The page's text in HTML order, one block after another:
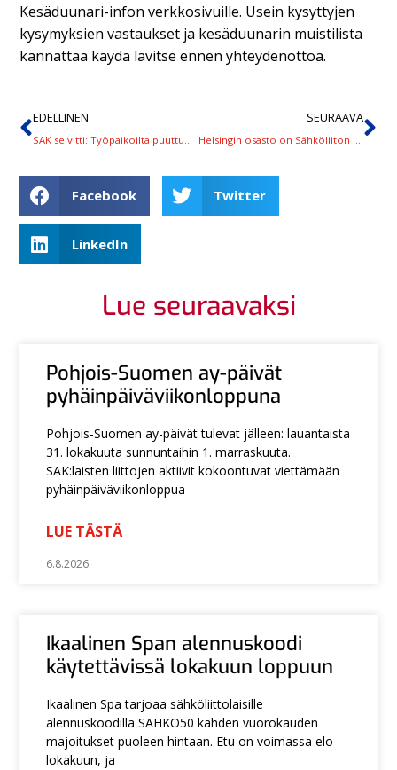
Kesäduunari-infon verkkosivuille. Usein kysyttyjen
kysymyksien vastaukset ja kesäduunarin muistilista
kannattaa käydä lävitse ennen yhteydenottoa.
EDELLINEN SEURAAVA
Facebook Twitter
LinkedIn
Lue seuraavaksi
Pohjois-Suomen ay-päivät
pyhäinpäiväviikonloppuna
Pohjois-Suomen ay-päivät tulevat jälleen: lauantaista
31. lokakuuta sunnuntaihin 1. marraskuuta.
SAK:laisten liittojen aktiivit kokoontuvat viettämään
pyhäinpäiväviikonloppua
LUE TÄSTÄ
6.8.2026
Ikaalinen Span alennuskoodi
käytettävissä lokakuun loppuun
Ikaalinen Spa tarjoaa sähköliittolaisille
alennuskoodilla SAHKO50 kahden vuorokauden
majoitukset puoleen hintaan. Etu on voimassa elo-
lokakuun, ja